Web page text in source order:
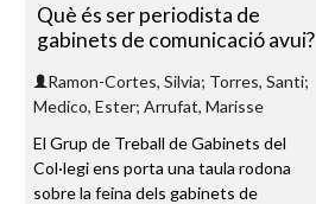
Què és ser periodista de
gabinets de comunicació avui?
Ramon-Cortes, Silvia; Torres, Santi;
Medico, Ester; Arrufat, Marisse
El Grup de Treball de Gabinets del
Col·legi ens porta una taula rodona
sobre la feina dels gabinets de